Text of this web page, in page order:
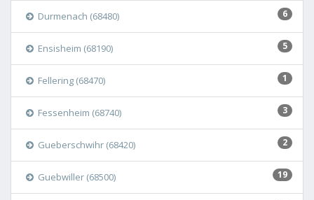
6
Durmenach (68480)
5
Ensisheim (68190)
1
Fellering (68470)
3
Fessenheim (68740)
2
Gueberschwihr (68420)
19
Guebwiller (68500)